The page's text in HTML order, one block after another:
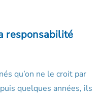
responsabilité
qu’on ne le croit par
quelques années, ils